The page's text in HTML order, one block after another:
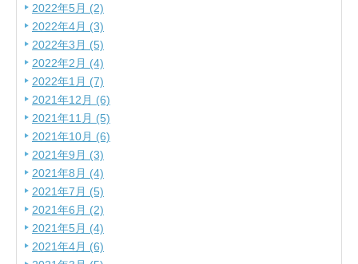
2022年5月 (2)
2022年4月 (3)
2022年3月 (5)
2022年2月 (4)
2022年1月 (7)
2021年12月 (6)
2021年11月 (5)
2021年10月 (6)
2021年9月 (3)
2021年8月 (4)
2021年7月 (5)
2021年6月 (2)
2021年5月 (4)
2021年4月 (6)